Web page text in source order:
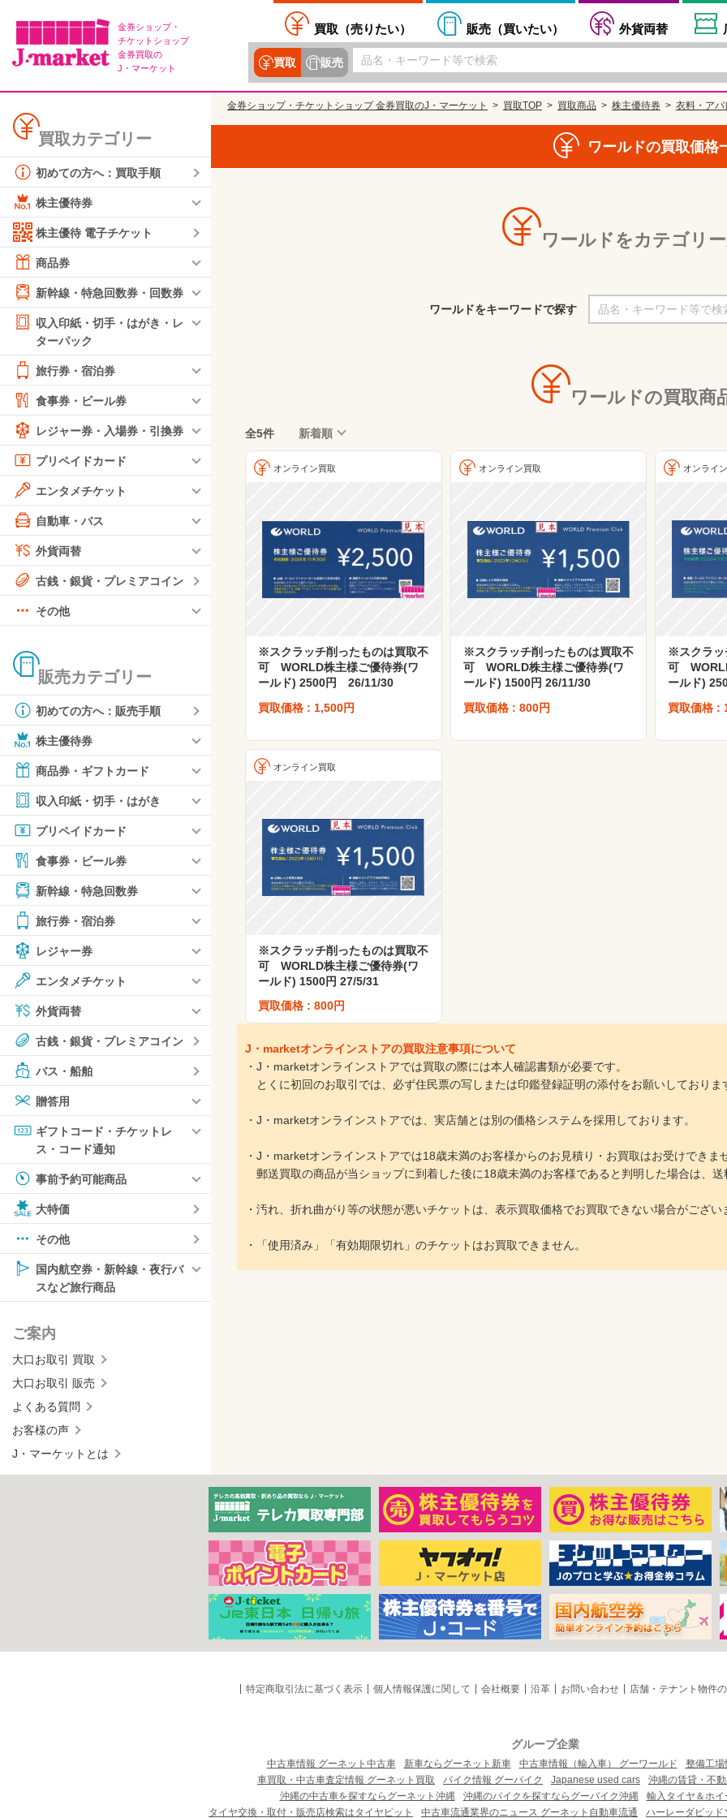
金券ショップ・
チケットショップ
金券買取の
J・マーケット
買取（売りたい） 販売（買いたい） 外貨両替
買取 販売
買取カテゴリー
初めての方へ：買取手順
株主優待券
株主優待 電子チケット
商品券
新幹線・特急回数券・回数券
収入印紙・切手・はがき・レ
ターパック
旅行券・宿泊券
食事券・ビール券
レジャー券・入場券・引換券
プリペイドカード
エンタメチケット
自動車・バス
外貨両替
古銭・銀貨・プレミアコイン
その他
販売カテゴリー
初めての方へ：販売手順
株主優待券
商品券・ギフトカード
収入印紙・切手・はがき
プリペイドカード
食事券・ビール券
新幹線・特急回数券
旅行券・宿泊券
レジャー券
エンタメチケット
外貨両替
古銭・銀貨・プレミアコイン
バス・船舶
贈答用
ギフトコード・チケットレ
ス・コード通知
事前予約可能商品
大特価
その他
国内航空券・新幹線・夜行バ
スなど旅行商品
ご案内
大口お取引 買取
大口お取引 販売
よくある質問
お客様の声
J・マーケットとは
金券ショップ・チケットショップ 金券買取のJ・マーケット 買取TOP 買取商品 株主優待券 衣料・アパ
ワールドの買取価格
ワールドをカテゴリ
ワールドをキーワードで探す
ワールドの買取商
全5件 新着順
オンライン買取
※スクラッチ削ったものは買取不
可 WORLD株主様ご優待券(ワ
ールド) 2500円 26/11/30
買取価格 : 1,500円
オンライン買取
※スクラッチ削ったものは買取不
可 WORLD株主様ご優待券(ワ
ールド) 1500円 26/11/30
買取価格 : 800円
オンライ
※スクラッ
可
ールド)
買取価格 :
オンライン買取
※スクラッチ削ったものは買取不
可 WORLD株主様ご優待券(ワ
ールド) 1500円 27/5/31
買取価格 : 800円
J・marketオンラインストアの買取注意事項について
・J・marketオンラインストアでは買取の際には本人確認書類が必要です。
とくに初回のお取引では、必ず住民票の写しまたは印鑑登録証明の添付をお願いしておりま
・J・marketオンラインストアでは、実店舗とは別の価格システムを採用しております。
・J・marketオンラインストアでは18歳未満のお客様からのお見積り・お買取はお受けできま
郵送買取の商品が当ショップに到着した後に18歳未満のお客様であると判明した場合は、
・汚れ、折れ曲がり等の状態が悪いチケットは、表示買取価格でお買取できない場合がござ
・「使用済み」「有効期限切れ」のチケットはお買取できません。
特定商取引法に基づく表示 個人情報保護に関して 会社概要 沿革 お問い合わせ 店舗・テナント物件
グループ企業
中古車情報 グーネット中古車 新車ならグーネット新車 中古車情報（輸入車） グーワールド
整備工場
車買取・中古車査定情報 グーネット買取
バイク情報 グーバイク Japanese used cars
沖縄の賃貸・不
沖縄の中古車を探すならグーネット沖縄
沖縄のバイクを探すならグーバイク沖縄
輸入タイヤ＆ホ
タイヤ交換・取付・販売店検索はタイヤピット
中古車流通業界のニュース グーネット自動車流通 ハーレーダビッ